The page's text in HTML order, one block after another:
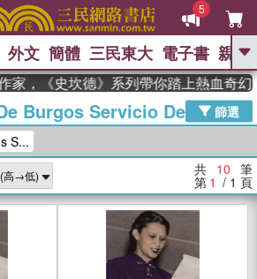
5
GO
熱搜： 東野圭吾 、 高希均教授回憶錄
、 The Odyssey 、 父親節 、 如果歷
獎 臺灣漫遊錄 、 方念華 、 台灣的李
登輝時代
數學女孩：黎曼猜想 、
偉大的迷走神經
外文 簡體 三民東大 電子書 親子
，《史坎德》系列帶你踏上熱血奇幻旅
Burgos Servicio De
篩選
S...
共 10 筆
第 1 / 1 頁